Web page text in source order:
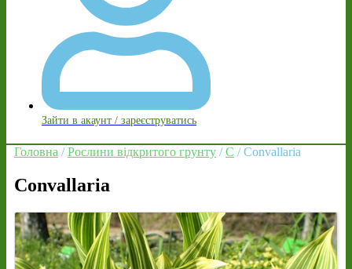
Зайти в акаунт / зареєструватись
Головна /Рослини відкритого грунту /C / Convallaria
Convallaria